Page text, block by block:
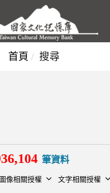
塊
首頁 搜尋
筆資料
圖像相關授權 文字相關授權